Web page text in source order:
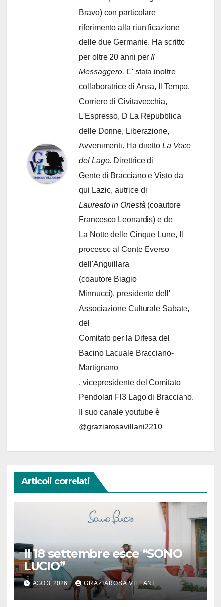
Bravo) con particolare
riferimento alla riunificazione
delle due Germanie. Ha scritto
per oltre 20 anni per Il
Messaggero. E' stata inoltre
collaboratrice di Ansa, Il Tempo,
Corriere di Civitavecchia,
L'Espresso, D La Repubblica
delle Donne, Liberazione,
Avvenimenti. Ha diretto La Voce
del Lago. Direttrice di
Gente di Bracciano e Visto da
qui Lazio, autrice di
Laureato in Onestà (coautore
Francesco Leonardis) e de
La Notte delle Cinque Lune, Il
processo al Conte Everso
dell'Anguillara
(coautore Biagio
Minnucci), presidente dell'
Associazione Culturale Sabate,
del
Comitato per la Difesa del
Bacino Lacuale Bracciano-
Martignano
, vicepresidente del Comitato
Pendolari Fl3 Lago di Bracciano.
Il suo canale youtube è
@graziarosavillani2210
Articoli correlati
Il 18 settembre esce “SONO
LUCIO”
AGO 3, 2026 GRAZIAROSA VILLANI